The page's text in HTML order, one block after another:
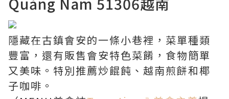
隱藏在古鎮會安的一條小巷裡，菜單種類
豐富，還有販售會安特色菜餚，食物簡單
又美味。特別推薦炒餛飩、越南煎餅和椰
子咖啡。